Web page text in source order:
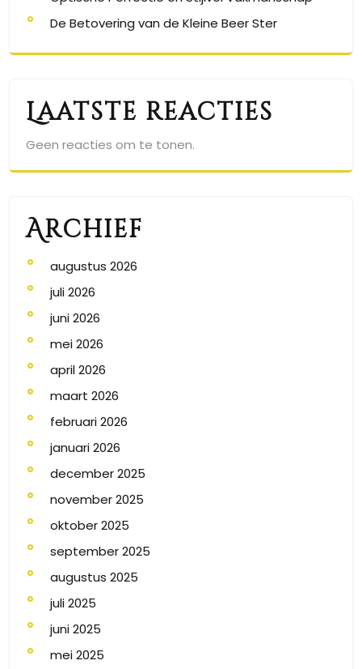
De Betovering van de Kleine Beer Ster
Laatste reacties
Geen reacties om te tonen.
Archief
augustus 2026
juli 2026
juni 2026
mei 2026
april 2026
maart 2026
februari 2026
januari 2026
december 2025
november 2025
oktober 2025
september 2025
augustus 2025
juli 2025
juni 2025
mei 2025